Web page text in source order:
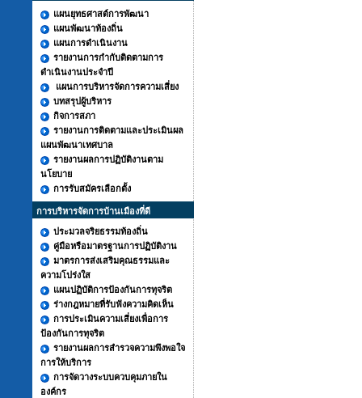
แผนยุทธศาสต์การพัฒนา
แผนพัฒนาท้องถิ่น
แผนการดำเนินงาน
รายงานการกำกับติดตามการ
ดำเนินงานประจำปี
แผนการบริหารจัดการความเสี่ยง
บทสรุปผู้บริหาร
กิจการสภา
รายงานการติดตามและประเมินผล
แผนพัฒนาเทศบาล
รายงานผลการปฏิบัติงานตาม
นโยบาย
การรับสมัครเลือกตั้ง
การบริหารจัดการบ้านเมืองที่ดี
ประมวลจริยธรรมท้องถิ่น
คู่มือหรือมาตรฐานการปฏิบัติงาน
มาตรการส่งเสริมคุณธรรมและ
ความโปร่งใส
แผนปฏิบัติการป้องกันการทุจริต
ร่างกฎหมายที่รับฟังความคิดเห็น
การประเมินความเสี่ยงเพื่อการ
ป้องกันการทุจริต
รายงานผลการสำรวจความพึงพอใจ
การให้บริการ
การจัดวางระบบควบคุมภายใน
องค์กร